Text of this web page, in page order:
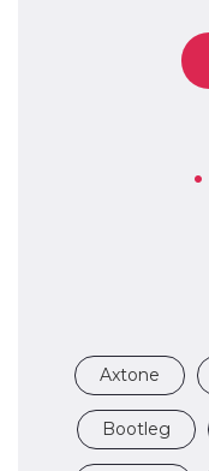
Axtone
Bootleg